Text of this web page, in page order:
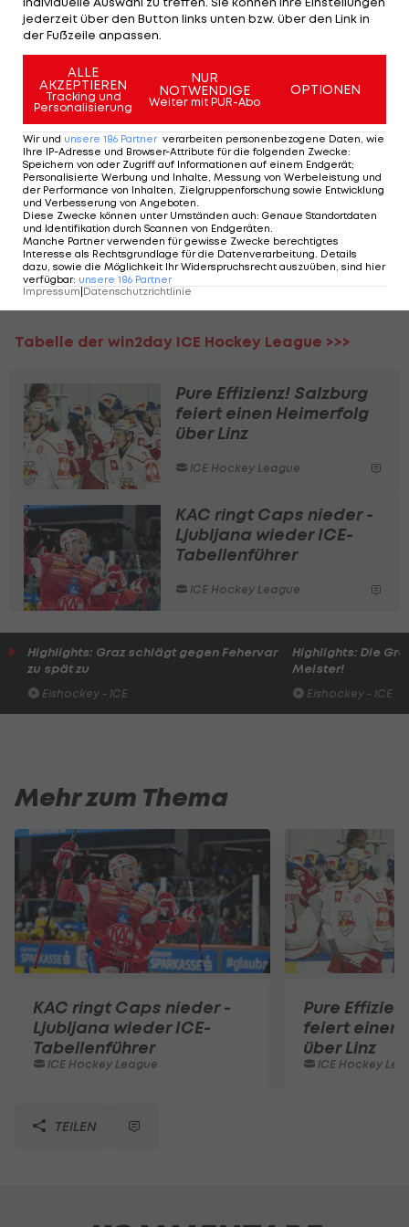
zieht in der 8. Minute mit dem 2:0 nach.
Im zweiten Drittel verkürzt Leo Woborsky (29.)
zwischenzeitlich auf 1:2 für die Vorarlberger,
allerdings setzen Brad McClure (38.) und Scott
Valentine (40.) noch im zweiten Abschnitt das 3:1
und 4:1 drauf. Im letzten Drittel treffen dann auch
noch Matthew Bradley (41./PP), Jason Seed (42.)
und Cole Schneider (60.).
Bozen springt damit mit 34 Punkten auf den
fünften Rang, die Pioneers bleiben
Tabellenschlusslicht.
Tabelle der win2day ICE Hockey League >>>
Pure Effizienz! Salzburg
feiert einen Heimerfolg
über Linz
ICE Hockey League
KAC ringt Caps nieder -
Ljubljana wieder ICE-
Tabellenführer
ICE Hockey League
Highlights: Graz schlägt gegen Fehervar
zu spät zu
Eishockey - ICE
Highlights: Die
Meister!
Eishockey - ICE
Mehr zum Thema
KAC ringt Caps nieder -
Ljubljana wieder ICE-
Tabellenführer
ICE Hockey League
Pure
feiert einen
über Linz
ICE Hockey
TEILEN
jederzeit über den Button links unten bzw. über den Link in
der Fußzeile anpassen.
ALLE
AKZEPTIEREN
Tracking und
Personalisierung
NUR
NOTWENDIGE
Weiter mit PUR-Abo
OPTIONEN
Wir und unsere 186 Partner verarbeiten personenbezogene Daten, wie
Ihre IP-Adresse und Browser-Attribute für die folgenden Zwecke:
Speichern von oder Zugriff auf Informationen auf einem Endgerät;
Personalisierte Werbung und Inhalte, Messung von Werbeleistung und
der Performance von Inhalten, Zielgruppenforschung sowie Entwicklung
und Verbesserung von Angeboten
Diese Zwecke können unter Umständen auch: Genaue Standortdaten
und Identifikation durch Scannen von Endgeräten
Manche Partner verwenden für gewisse Zwecke berechtigtes
Interesse als Rechtsgrundlage für die Datenverarbeitung. Details
dazu, sowie die Möglichkeit Ihr Widerspruchsrecht auszuüben, sind hier
verfügbar: unsere 186 Partner
Impressum|Datenschutzrichtlinie